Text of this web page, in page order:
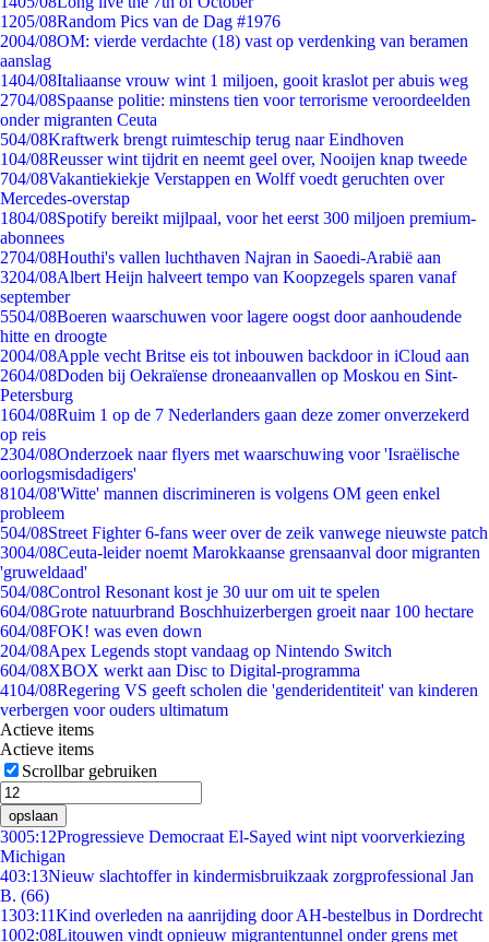
1205/08Random Pics van de Dag #1976
2004/08OM: vierde verdachte (18) vast op verdenking van beramen
aanslag
1404/08Italiaanse vrouw wint 1 miljoen, gooit kraslot per abuis weg
2704/08Spaanse politie: minstens tien voor terrorisme veroordeelden
onder migranten Ceuta
504/08Kraftwerk brengt ruimteschip terug naar Eindhoven
104/08Reusser wint tijdrit en neemt geel over, Nooijen knap tweede
704/08Vakantiekiekje Verstappen en Wolff voedt geruchten over
Mercedes-overstap
1804/08Spotify bereikt mijlpaal, voor het eerst 300 miljoen premium-
abonnees
2704/08Houthi's vallen luchthaven Najran in Saoedi-Arabië aan
3204/08Albert Heijn halveert tempo van Koopzegels sparen vanaf
september
5504/08Boeren waarschuwen voor lagere oogst door aanhoudende
hitte en droogte
2004/08Apple vecht Britse eis tot inbouwen backdoor in iCloud aan
2604/08Doden bij Oekraïense droneaanvallen op Moskou en Sint-
Petersburg
1604/08Ruim 1 op de 7 Nederlanders gaan deze zomer onverzekerd
op reis
2304/08Onderzoek naar flyers met waarschuwing voor 'Israëlische
oorlogsmisdadigers'
8104/08'Witte' mannen discrimineren is volgens OM geen enkel
probleem
504/08Street Fighter 6-fans weer over de zeik vanwege nieuwste patch
3004/08Ceuta-leider noemt Marokkaanse grensaanval door migranten
'gruweldaad'
504/08Control Resonant kost je 30 uur om uit te spelen
604/08Grote natuurbrand Boschhuizerbergen groeit naar 100 hectare
604/08FOK! was even down
204/08Apex Legends stopt vandaag op Nintendo Switch
604/08XBOX werkt aan Disc to Digital-programma
4104/08Regering VS geeft scholen die 'genderidentiteit' van kinderen
verbergen voor ouders ultimatum
Actieve items
Actieve items
Scrollbar gebruiken
opslaan
3005:12Progressieve Democraat El-Sayed wint nipt voorverkiezing
Michigan
403:13Nieuw slachtoffer in kindermisbruikzaak zorgprofessional Jan
B. (66)
1303:11Kind overleden na aanrijding door AH-bestelbus in Dordrecht
1002:08Litouwen vindt opnieuw migrantentunnel onder grens met